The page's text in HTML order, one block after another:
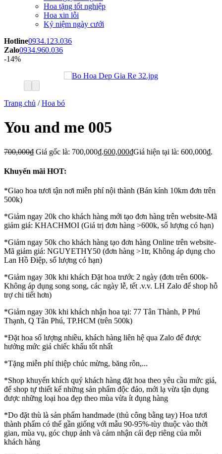
Hoa tặng tốt nghiệp
Hoa xin lỗi
Kỷ niệm ngày cưới
Hotline0934.123.036
Zalo0934.960.036
-14%
Trang chủ / Hoa bó
You and me 005
700,000₫ Giá gốc là: 700,000₫.600,000₫Giá hiện tại là: 600,000₫.
Khuyến mãi HOT:
*Giao hoa tươi tận nơi miễn phí nội thành (Bán kính 10km đơn trên
500k)
*Giảm ngay 20k cho khách hàng mới tạo đơn hàng trên website-Mã
giảm giá: KHACHMOI (Giá trị đơn hàng >600k, số lượng có hạn)
*Giảm ngay 50k cho khách hàng tạo đơn hàng Online trên website-
Mã giảm giá: NGUYETHY50 (đơn hàng >1tr, Không áp dụng cho
Lan Hồ Điệp, số lượng có hạn)
*Giảm ngay 30k khi khách Đặt hoa trước 2 ngày (đơn trên 600k-
Không áp dụng song song, các ngày lễ, tết .v.v. LH Zalo để shop hỗ
trợ chi tiết hơn)
*Giảm ngay 30k khi khách nhận hoa tại: 77 Tân Thành, P Phú
Thạnh, Q Tân Phú, TP.HCM (trên 500k)
*Đặt hoa số lượng nhiều, khách hàng liên hệ qua Zalo để được
hưởng mức giá chiếc khấu tốt nhất
*Tặng miễn phí thiệp chúc mừng, băng rôn,...
*Shop khuyến khích quý khách hàng đặt hoa theo yêu cầu mức giá,
để shop tự thiết kế những sản phẩm độc đáo, mới lạ vừa tận dụng
được những loại hoa đẹp theo mùa vừa ít đụng hàng
*Do đặt thù là sản phẩm handmade (thủ công bằng tay) Hoa tươi
thành phẩm có thể gần giống với mẫu 90-95%-tùy thuộc vào thời
gian, mùa vụ, góc chụp ảnh và cảm nhận cái đẹp riêng của mỗi
khách hàng